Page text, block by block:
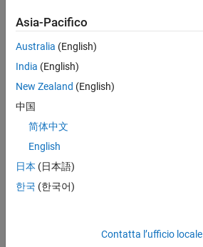
De
ar
co
unit
y,
Tha
nks
in
adv
Asia-Pacifico
Australia (English)
India (English)
New Zealand (English)
中国
简体中文
English
日本 (日本語)
한국 (한국어)
Contatta l’ufficio locale